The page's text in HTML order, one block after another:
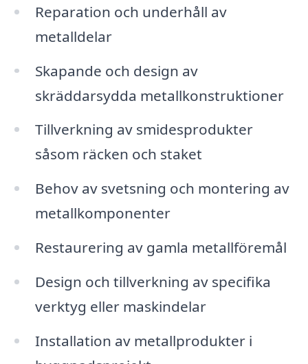
Reparation och underhåll av
metalldelar
Skapande och design av
skräddarsydda metallkonstruktioner
Tillverkning av smidesprodukter
såsom räcken och staket
Behov av svetsning och montering av
metallkomponenter
Restaurering av gamla metallföremål
Design och tillverkning av specifika
verktyg eller maskindelar
Installation av metallprodukter i